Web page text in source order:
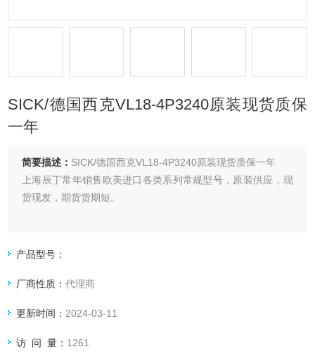
SICK/德国西克VL18-4P3240原装现货质保
一年
简要描述： SICK/德国西克VL18-4P3240原装现货质保一年
上海辰丁常年销售欧美进口各类系列常规型号，原装供应，现
货现发，期货货期短。
产品型号：
厂商性质：代理商
更新时间： 2024-03-11
访 问 量： 1261